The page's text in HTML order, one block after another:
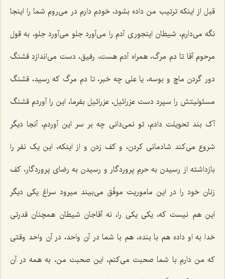
قبل از اینکه ترتیب من داده بشود، خودم دارم در می‌روم شما را اینجا
نگه می‌دارم، شیطان اینجوری آدم را می‌آورد جلو می‌آورد جلو، به قول
مرحوم آقا تا دم مرگ، همراه آدم هست، رفیق، دست می‌اندازد قشنگ
دور گردن ماچ و بوسه، یا علی چه خبر، تا دم مرگ که رسید، قشنگ
مسئولیتش را سپرد دست عزرائیل، عزرائیل بفرما، این را آوردم قشنگ
آک بند تحویلت دادم، تو نمی‌دانی چه بر سر این آوردم، آنجا دیگر
شروع می‌کند شادمانی کردن، و کف زدن و از اینکه، این یک نفر را
بازداشته از رسیدن به حرم پروردگار و رسیدن به رضای پروردگار، کف
زنان خود را در این ماموریت موفّق می‌بیند میرود سراغ یکی دیگر
این هم نیست که، یکی یکی را، نه آقاجان شیطان همچنان قدرتی
خدا به او داده هم با بنده، هم با شما در آن واحد، در آن واحد وقتی
که من دارم با شما صحبت می‌کنم، این صحبت من، به همه در آن